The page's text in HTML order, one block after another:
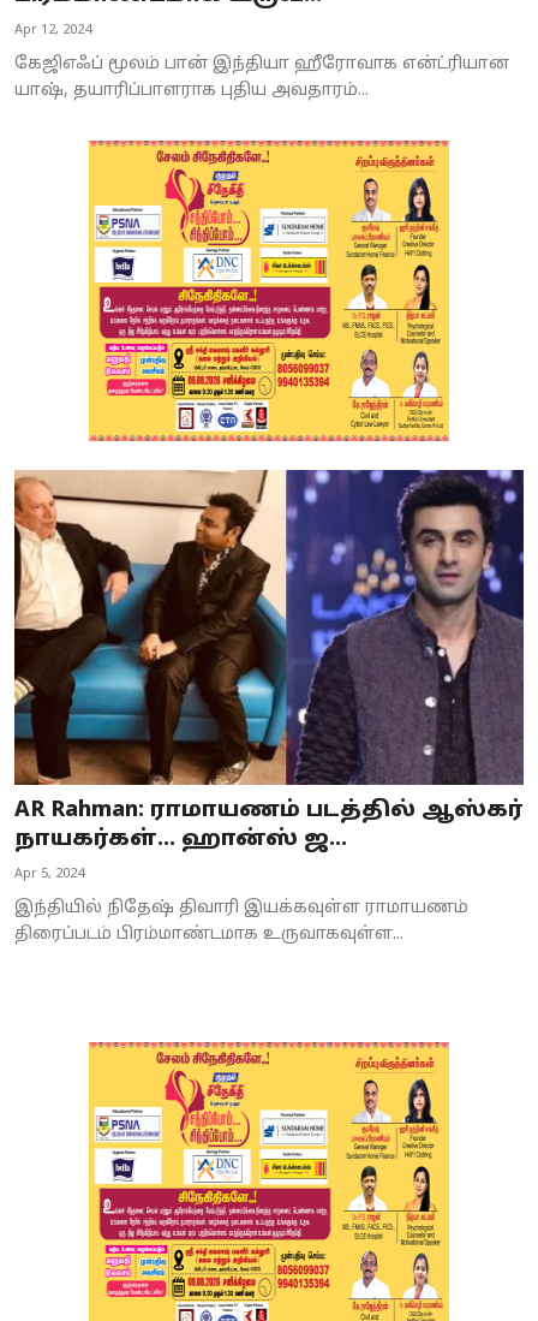
Apr 12, 2024
கேஜிஎஃப் மூலம் பான் இந்தியா ஹீரோவாக என்ட்ரியான
யாஷ், தயாரிப்பாளராக புதிய அவதாரம்...
AR Rahman: ராமாயணம் படத்தில் ஆஸ்கர்
நாயகர்கள்… ஹான்ஸ் ஜ...
Apr 5, 2024
இந்தியில் நிதேஷ் திவாரி இயக்கவுள்ள ராமாயணம்
திரைப்படம் பிரம்மாண்டமாக உருவாகவுள்ள...